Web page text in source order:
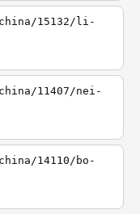
china/15132/li-
11407/nei-
14110/bo-